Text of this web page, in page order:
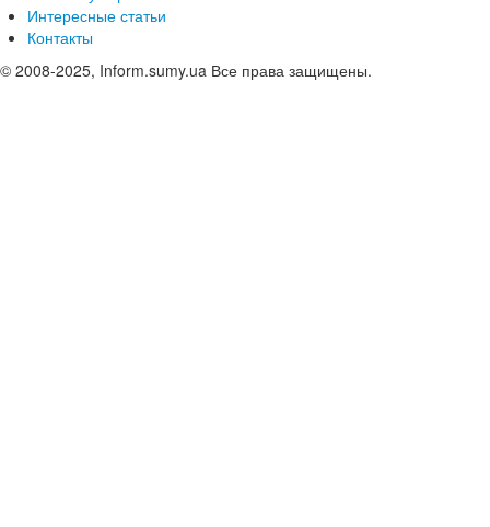
Интересные статьи
Контакты
© 2008-2025, Inform.sumy.ua Все права защищены.